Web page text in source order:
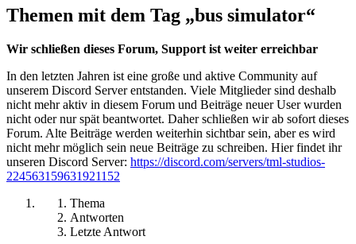
Themen mit dem Tag „bus simulator“
Wir schließen dieses Forum, Support ist weiter erreichbar
In den letzten Jahren ist eine große und aktive Community auf
unserem Discord Server entstanden. Viele Mitglieder sind deshalb
nicht mehr aktiv in diesem Forum und Beiträge neuer User wurden
nicht oder nur spät beantwortet. Daher schließen wir ab sofort dieses
Forum. Alte Beiträge werden weiterhin sichtbar sein, aber es wird
nicht mehr möglich sein neue Beiträge zu schreiben. Hier findet ihr
unseren Discord Server: https://discord.com/servers/tml-studios-
224563159631921152
Thema
Antworten
Letzte Antwort